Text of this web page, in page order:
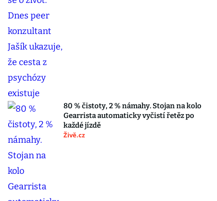
80 % čistoty, 2 % námahy. Stojan na kolo
Gearrista automaticky vyčistí řetěz po
každé jízdě
Živě.cz